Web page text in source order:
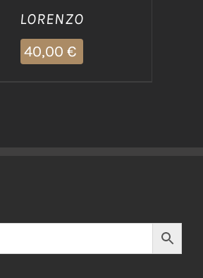
LORENZO
40,00 €